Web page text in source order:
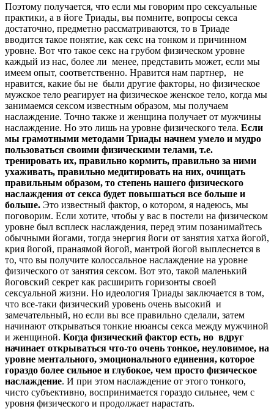
Поэтому получается, что если мы говорим про сексуальные
практики, а в йоге Триады, вы помните, вопросы секса
достаточно, предметно рассматриваются, то в Триаде
вводится такое понятие, как секс на тонком и причинном
уровне. Вот что такое секс на грубом физическом уровне
каждый из нас, более ли менее, представить может, если мы
имеем опыт, соответственно. Нравится нам партнер, не
нравится, какие бы не были другие факторы, но физическое
мужское тело реагирует на физическое женское тело, когда мы
занимаемся сексом известным образом, мы получаем
наслаждение. Точно также и женщина получает от мужчины
наслаждение. Но это лишь на уровне физического тела. Если
мы грамотными методами Триады начнем умело и мудро
пользоваться своими физическими телами, т.е.
тренировать их, правильно кормить, правильно за ними
ухаживать, правильно медитировать на них, очищать
правильным образом, то степень нашего физического
наслаждения от секса будет повышаться все больше и
больше. Это известный фактор, о котором, я надеюсь, мы
поговорим. Если хотите, чтобы у вас в постели на физическом
уровне был всплеск наслаждения, перед этим позанимайтесь
обычными йогами, тогда энергия йоги от занятия хатха йогой,
крия йогой, пранаямой йогой, мантрой йогой выплеснется в
то, что вы получите колоссальное наслаждение на уровне
физического от занятия сексом. Вот это, такой маленький
йоговский секрет как расширить горизонты своей
сексуальной жизни. Но идеология Триады заключается в том,
что все-таки физический уровень очень высокий и
замечательный, но если вы все правильно сделали, затем
начинают открываться тонкие нюансы секса между мужчиной
и женщиной. Когда физический фактор есть, но вдруг
начинает открываться что-то очень тонкое, неуловимое, на
уровне ментального, эмоционального единения, которое
гораздо более сильное и глубокое, чем просто физическое
наслаждение. И при этом наслаждение от этого тонкого,
чисто субъективно, воспринимается гораздо сильнее, чем с
уровня физического и продолжает нарастать.